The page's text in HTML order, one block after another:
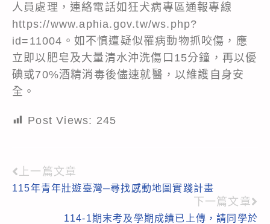
人員處理，連絡電話如狂犬病專區通報專線
https://www.aphia.gov.tw/ws.php?
id=11004。如不慎遭疑似罹病動物抓咬傷，應
立即以肥皂及大量清水沖洗傷口15分鐘，再以優
碘或70%酒精消毒後儘速就醫，以維護自身安
全。
Post Views: 245
Read
more
articles
上一篇文章
115年青年壯遊臺灣─尋找感動地圖實踐計畫
下一篇文章
114-1期末考及學期成績已上傳，請同學於